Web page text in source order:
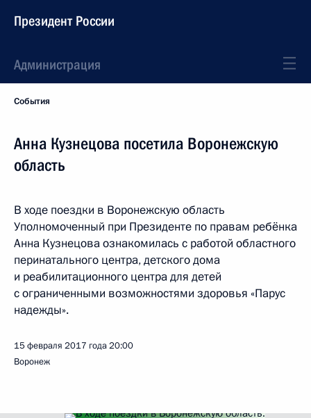
Президент России
Администрация
События
Анна Кузнецова посетила Воронежскую
область
В ходе поездки в Воронежскую область
Уполномоченный при Президенте по правам ребёнка
Анна Кузнецова ознакомилась с работой областного
перинатального центра, детского дома
и реабилитационного центра для детей
с ограниченными возможностями здоровья «Парус
надежды».
15 февраля 2017 года20:00
Воронеж